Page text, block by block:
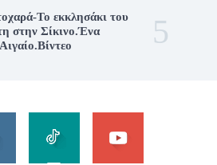
Το εκκλησάκι του
στην Σίκινο.Ένα